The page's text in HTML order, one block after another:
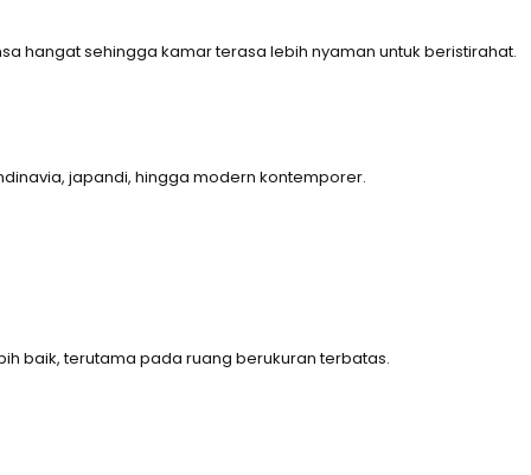
hangat sehingga kamar terasa lebih nyaman untuk beristirahat.
japandi, hingga modern kontemporer.
baik, terutama pada ruang berukuran terbatas.